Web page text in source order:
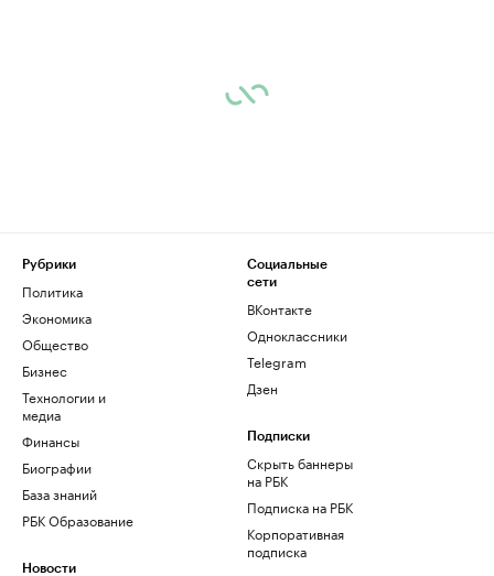
Рубрики
Политика
Экономика
Общество
Бизнес
Технологии и
медиа
Финансы
Биографии
База знаний
РБК Образование
Новости
Социальные
сети
ВКонтакте
Одноклассники
Telegram
Дзен
Подписки
Скрыть баннеры
на РБК
Подписка на РБК
Корпоративная
подписка